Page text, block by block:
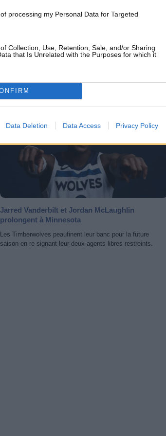
processing my Personal Data for Targeted
Collection, Use, Retention, Sale, and/or Sharing
that Is Unrelated with the Purposes for which it
Data Deletion Data Access Privacy Policy
dunk malgré Tari...
NEWS NBA
Jarred Vanderbilt et Jordan McLaughlin
prolongent à Minnesota
Les Timberwolves peaufinent leur banc pour la future
saison en re-signant leur deux agents libres restreints.